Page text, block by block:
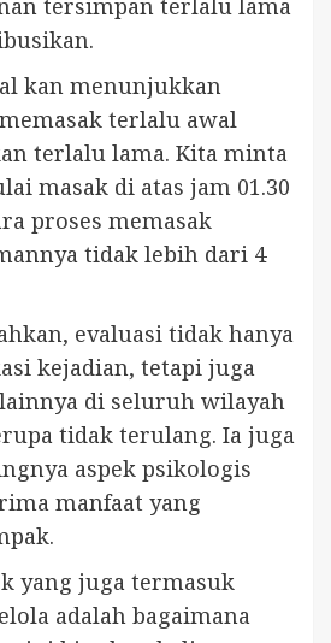
kan menunjukkan
terlalu awal
terlalu lama. Kita minta
masak di atas jam 01.30
proses memasak
tidak lebih dari 4
evaluasi tidak hanya
kejadian, tetapi juga
lainnya di seluruh wilayah
tidak terulang. Ia juga
aspek psikologis
manfaat yang
yang juga termasuk
adalah bagaimana